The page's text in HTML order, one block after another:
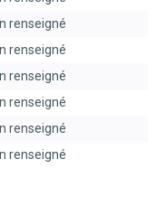
renseigné
renseigné
renseigné
renseigné
renseigné
renseigné